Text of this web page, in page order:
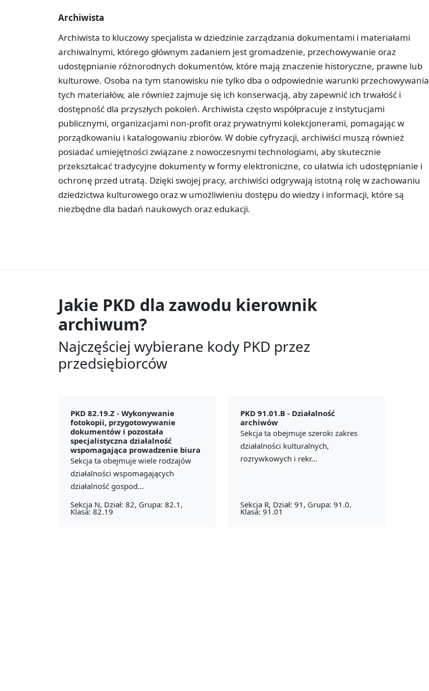
Archiwista
Archiwista to kluczowy specjalista w dziedzinie zarządzania dokumentami i materiałami
archiwalnymi, którego głównym zadaniem jest gromadzenie, przechowywanie oraz
udostępnianie różnorodnych dokumentów, które mają znaczenie historyczne, prawne lub
kulturowe. Osoba na tym stanowisku nie tylko dba o odpowiednie warunki przechowywania
tych materiałów, ale również zajmuje się ich konserwacją, aby zapewnić ich trwałość i
dostępność dla przyszłych pokoleń. Archiwista często współpracuje z instytucjami
publicznymi, organizacjami non-profit oraz prywatnymi kolekcjonerami, pomagając w
porządkowaniu i katalogowaniu zbiorów. W dobie cyfryzacji, archiwiści muszą również
posiadać umiejętności związane z nowoczesnymi technologiami, aby skutecznie
przekształcać tradycyjne dokumenty w formy elektroniczne, co ułatwia ich udostępnianie i
ochronę przed utratą. Dzięki swojej pracy, archiwiści odgrywają istotną rolę w zachowaniu
dziedzictwa kulturowego oraz w umożliwieniu dostępu do wiedzy i informacji, które są
niezbędne dla badań naukowych oraz edukacji.
Jakie PKD dla zawodu kierownik
archiwum?
Najczęściej wybierane kody PKD przez
przedsiębiorców
PKD 82.19.Z - Wykonywanie
fotokopii, przygotowywanie
dokumentów i pozostała
specjalistyczna działalność
wspomagająca prowadzenie biura
Sekcja ta obejmuje wiele rodzajów
działalności wspomagających
działalność gospod...
Sekcja N, Dział: 82, Grupa: 82.1,
Klasa: 82.19
PKD 91.01.B - Działalność
archiwów
Sekcja ta obejmuje szeroki zakres
działalności kulturalnych,
rozrywkowych i rekr...
Sekcja R, Dział: 91, Grupa: 91.0,
Klasa: 91.01